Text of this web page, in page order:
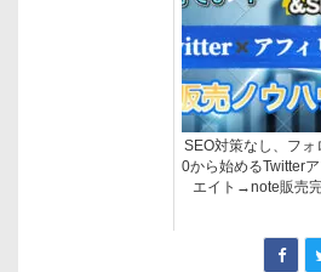
SEO対策なし、フォ
0から始めるTwitterア
エイト→note販売